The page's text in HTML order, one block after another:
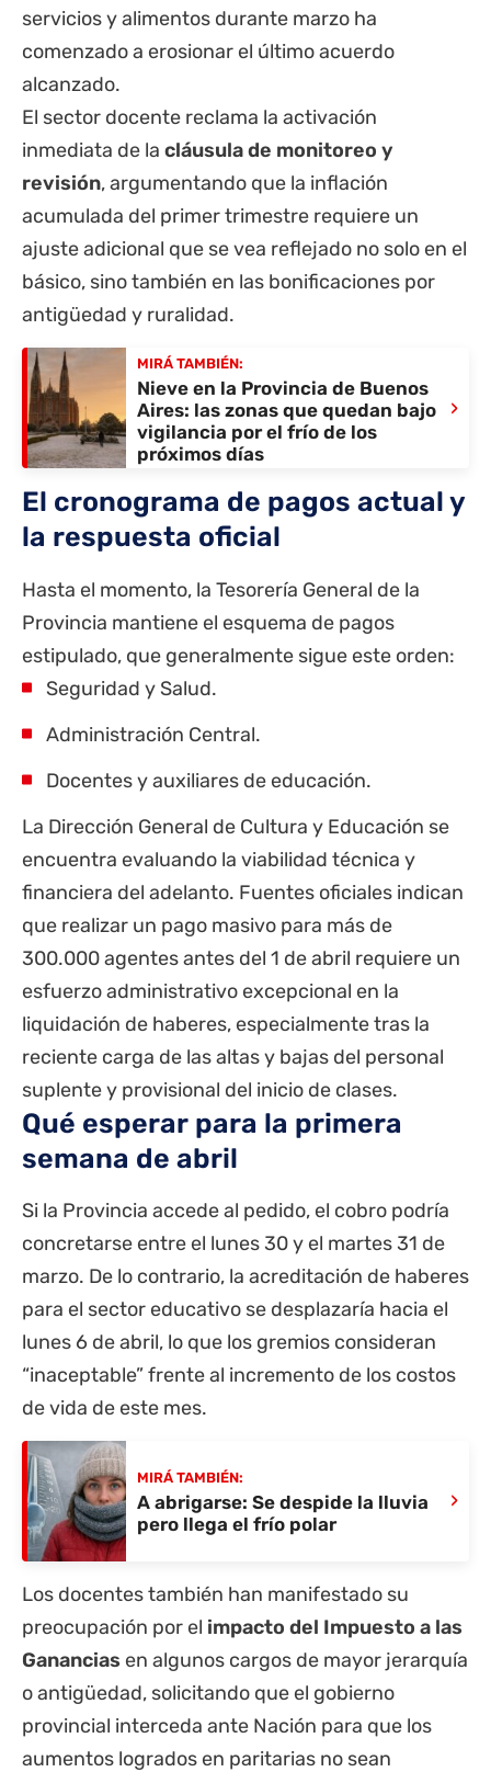
servicios y alimentos durante marzo ha
comenzado a erosionar el último acuerdo
alcanzado.
El sector docente reclama la activación
inmediata de la cláusula de monitoreo y
revisión, argumentando que la inflación
acumulada del primer trimestre requiere un
ajuste adicional que se vea reflejado no solo en el
básico, sino también en las bonificaciones por
antigüedad y ruralidad.
MIRÁ TAMBIÉN:
Nieve en la Provincia de Buenos
Aires: las zonas que quedan bajo
vigilancia por el frío de los
próximos días
›
El cronograma de pagos actual y
la respuesta oficial
Hasta el momento, la Tesorería General de la
Provincia mantiene el esquema de pagos
estipulado, que generalmente sigue este orden:
Seguridad y Salud.
Administración Central.
Docentes y auxiliares de educación.
La Dirección General de Cultura y Educación se
encuentra evaluando la viabilidad técnica y
financiera del adelanto. Fuentes oficiales indican
que realizar un pago masivo para más de
300.000 agentes antes del 1 de abril requiere un
esfuerzo administrativo excepcional en la
liquidación de haberes, especialmente tras la
reciente carga de las altas y bajas del personal
suplente y provisional del inicio de clases.
Qué esperar para la primera
semana de abril
Si la Provincia accede al pedido, el cobro podría
concretarse entre el lunes 30 y el martes 31 de
marzo. De lo contrario, la acreditación de haberes
para el sector educativo se desplazaría hacia el
lunes 6 de abril, lo que los gremios consideran
“inaceptable” frente al incremento de los costos
de vida de este mes.
MIRÁ TAMBIÉN:
A abrigarse: Se despide la lluvia
pero llega el frío polar
›
Los docentes también han manifestado su
preocupación por el impacto del Impuesto a las
Ganancias en algunos cargos de mayor jerarquía
o antigüedad, solicitando que el gobierno
provincial interceda ante Nación para que los
aumentos logrados en paritarias no sean